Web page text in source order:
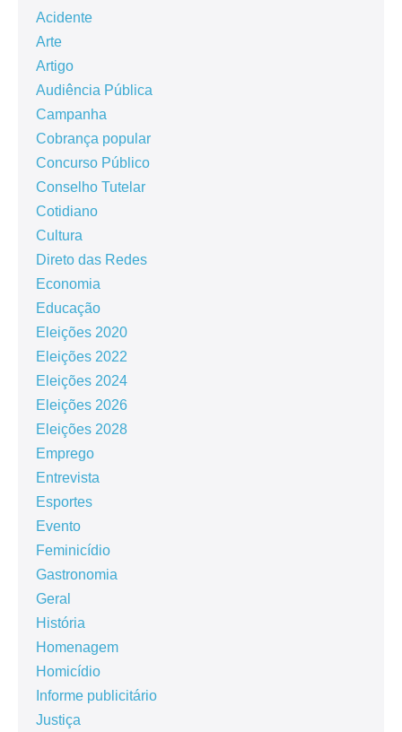
Acidente
Arte
Artigo
Audiência Pública
Campanha
Cobrança popular
Concurso Público
Conselho Tutelar
Cotidiano
Cultura
Direto das Redes
Economia
Educação
Eleições 2020
Eleições 2022
Eleições 2024
Eleições 2026
Eleições 2028
Emprego
Entrevista
Esportes
Evento
Feminicídio
Gastronomia
Geral
História
Homenagem
Homicídio
Informe publicitário
Justiça